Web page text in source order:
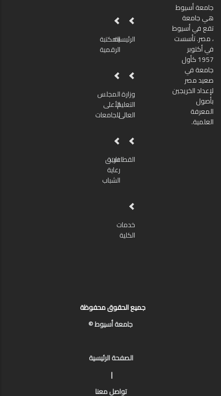
جامعة أسيوط
هي جامعة
تقع في أسيوط
، مصر. تأسست
في أكتوبر
1957 كأول
جامعة في
صعيد مصر
لإعداد الخريجين
بأصول
المعرفة
العلمية.
الرئيسيةالمكتبة
الرقمية
وزارة
التعليم
العالى
المجلس
الأعلى
للجامعات
القطاعات
فريق
رعاية
الشباب
خدمات
الكلية
جميع الحقوق محفوظة
جامعة أسيوط ©
الصفحة الرئيسية
|
تواصل معنا